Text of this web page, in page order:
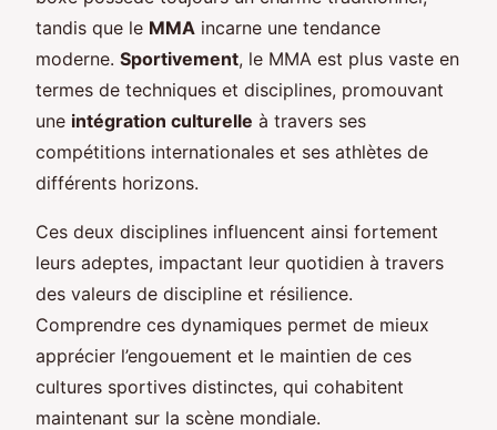
tandis que le MMA incarne une tendance
moderne. Sportivement, le MMA est plus vaste en
termes de techniques et disciplines, promouvant
une intégration culturelle à travers ses
compétitions internationales et ses athlètes de
différents horizons.
Ces deux disciplines influencent ainsi fortement
leurs adeptes, impactant leur quotidien à travers
des valeurs de discipline et résilience.
Comprendre ces dynamiques permet de mieux
apprécier l’engouement et le maintien de ces
cultures sportives distinctes, qui cohabitent
maintenant sur la scène mondiale.